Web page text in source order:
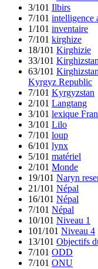
3/101 Ilbirs
7/101 intelligence
1/101 inventaire
7/101 kirghize
18/101 Kirghizie
33/101 Kirghizstan
63/101
Kyrgyz Republic
7/101 Kyrgyzstan
2/101 Langtang
3/101 lexique
3/101 Lilo
7/101 loup
6/101 lynx
5/101 matériel
2/101 Monde
19/101 Naryn
21/101 Népal
16/101 Népal
7/101 Népal
10/101 Niveau 1
101/101 Niveau 4
13/101 Objectifs
7/101 ODD
7/101 ONU